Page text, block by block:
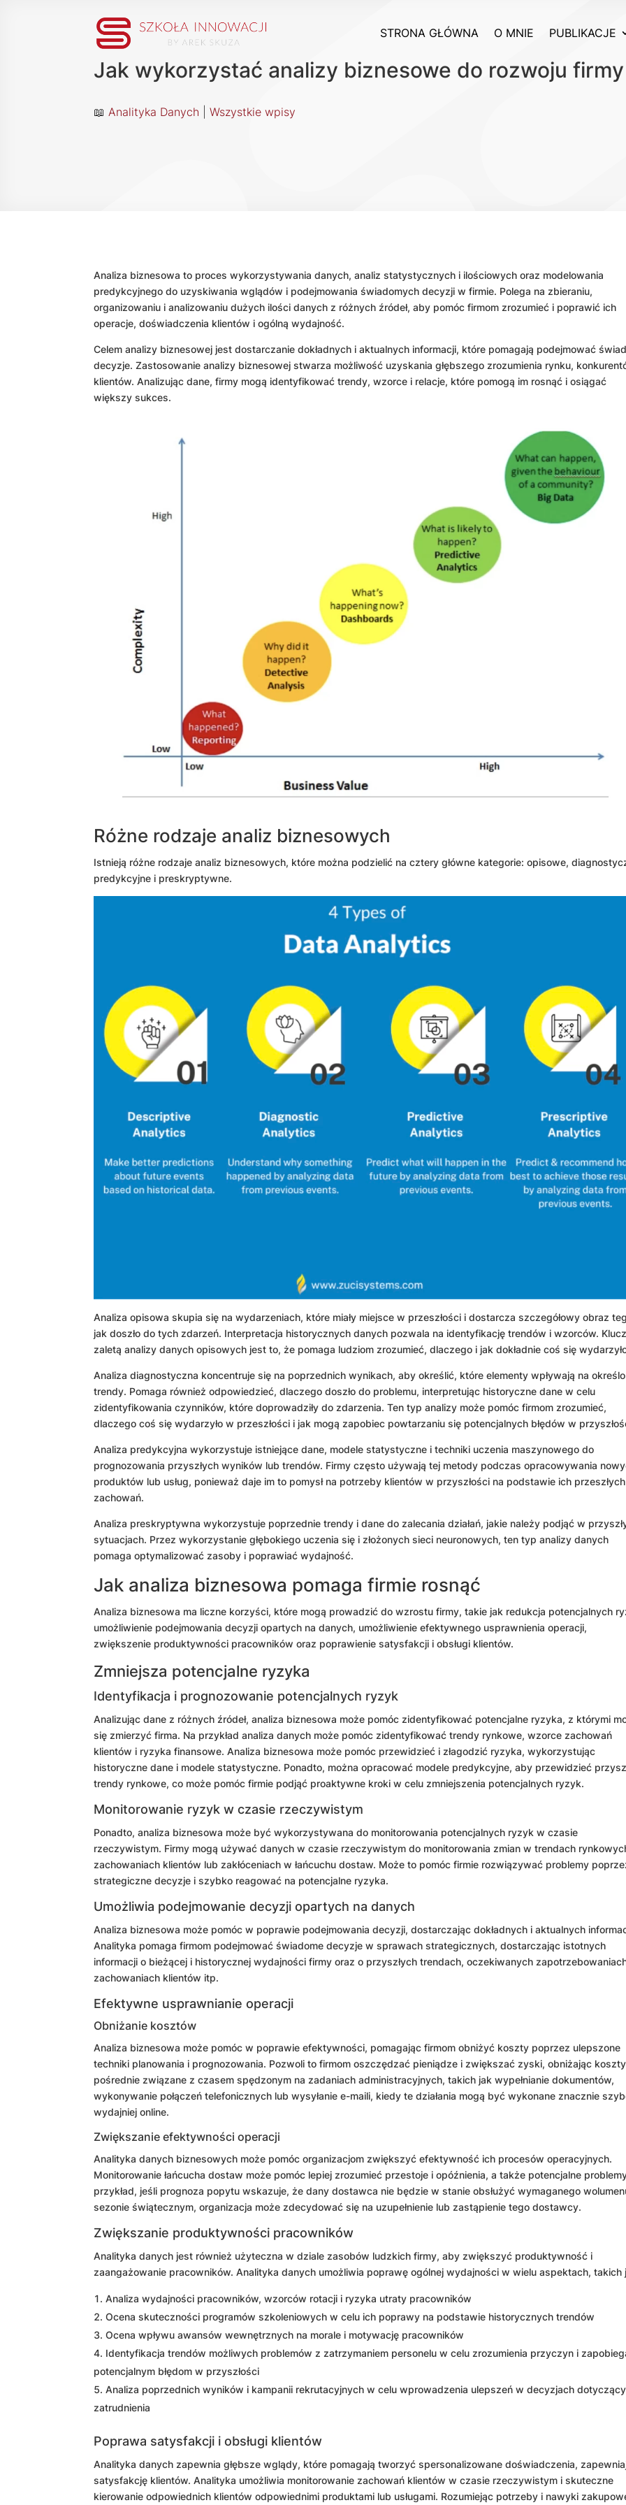
STRONA GŁÓWNA O MNIE PUBLIKACJE
Jak wykorzystać analizy biznesowe do rozwoju firmy
📖 Analityka Danych |Wszystkie wpisy
Analiza biznesowa to proces wykorzystywania danych, analiz statystycznych i ilościowych oraz modelowania
predykcyjnego do uzyskiwania wglądów i podejmowania świadomych decyzji w firmie. Polega na zbieraniu,
organizowaniu i analizowaniu dużych ilości danych z różnych źródeł, aby pomóc firmom zrozumieć i poprawić ich
operacje, doświadczenia klientów i ogólną wydajność.
Celem analizy biznesowej jest dostarczanie dokładnych i aktualnych informacji, które pomagają podejmować
decyzje. Zastosowanie analizy biznesowej stwarza możliwość uzyskania głębszego zrozumienia rynku,
klientów. Analizując dane, firmy mogą identyfikować trendy, wzorce i relacje, które pomogą im rosnąć i osiągać
większy sukces.
Różne rodzaje analiz biznesowych
Istnieją różne rodzaje analiz biznesowych, które można podzielić na cztery główne kategorie: opisowe,
predykcyjne i preskryptywne.
Analiza opisowa skupia się na wydarzeniach, które miały miejsce w przeszłości i dostarcza szczegółowy obraz
jak doszło do tych zdarzeń. Interpretacja historycznych danych pozwala na identyfikację trendów i wzorców.
zaletą analizy danych opisowych jest to, że pomaga ludziom zrozumieć, dlaczego i jak dokładnie coś się
Analiza diagnostyczna koncentruje się na poprzednich wynikach, aby określić, które elementy wpływają na
trendy. Pomaga również odpowiedzieć, dlaczego doszło do problemu, interpretując historyczne dane w celu
zidentyfikowania czynników, które doprowadziły do zdarzenia. Ten typ analizy może pomóc firmom zrozumieć,
dlaczego coś się wydarzyło w przeszłości i jak mogą zapobiec powtarzaniu się potencjalnych błędów w
Analiza predykcyjna wykorzystuje istniejące dane, modele statystyczne i techniki uczenia maszynowego do
prognozowania przyszłych wyników lub trendów. Firmy często używają tej metody podczas opracowywania
produktów lub usług, ponieważ daje im to pomysł na potrzeby klientów w przyszłości na podstawie ich przeszłych
zachowań.
Analiza preskryptywna wykorzystuje poprzednie trendy i dane do zalecania działań, jakie należy podjąć w
sytuacjach. Przez wykorzystanie głębokiego uczenia się i złożonych sieci neuronowych, ten typ analizy danych
pomaga optymalizować zasoby i poprawiać wydajność.
Jak analiza biznesowa pomaga firmie rosnąć
Analiza biznesowa ma liczne korzyści, które mogą prowadzić do wzrostu firmy, takie jak redukcja potencjalnych
umożliwienie podejmowania decyzji opartych na danych, umożliwienie efektywnego usprawnienia operacji,
zwiększenie produktywności pracowników oraz poprawienie satysfakcji i obsługi klientów.
Zmniejsza potencjalne ryzyka
Identyfikacja i prognozowanie potencjalnych ryzyk
Analizując dane z różnych źródeł, analiza biznesowa może pomóc zidentyfikować potencjalne ryzyka, z którymi
się zmierzyć firma. Na przykład analiza danych może pomóc zidentyfikować trendy rynkowe, wzorce zachowań
klientów i ryzyka finansowe. Analiza biznesowa może pomóc przewidzieć i złagodzić ryzyka, wykorzystując
historyczne dane i modele statystyczne. Ponadto, można opracować modele predykcyjne, aby przewidzieć
trendy rynkowe, co może pomóc firmie podjąć proaktywne kroki w celu zmniejszenia potencjalnych ryzyk.
Monitorowanie ryzyk w czasie rzeczywistym
Ponadto, analiza biznesowa może być wykorzystywana do monitorowania potencjalnych ryzyk w czasie
rzeczywistym. Firmy mogą używać danych w czasie rzeczywistym do monitorowania zmian w trendach
zachowaniach klientów lub zakłóceniach w łańcuchu dostaw. Może to pomóc firmie rozwiązywać problemy
strategiczne decyzje i szybko reagować na potencjalne ryzyka.
Umożliwia podejmowanie decyzji opartych na danych
Analiza biznesowa może pomóc w poprawie podejmowania decyzji, dostarczając dokładnych i aktualnych
Analityka pomaga firmom podejmować świadome decyzje w sprawach strategicznych, dostarczając istotnych
informacji o bieżącej i historycznej wydajności firmy oraz o przyszłych trendach, oczekiwanych
zachowaniach klientów itp.
Efektywne usprawnianie operacji
Obniżanie kosztów
Analiza biznesowa może pomóc w poprawie efektywności, pomagając firmom obniżyć koszty poprzez ulepszone
techniki planowania i prognozowania. Pozwoli to firmom oszczędzać pieniądze i zwiększać zyski, obniżając koszty
pośrednie związane z czasem spędzonym na zadaniach administracyjnych, takich jak wypełnianie dokumentów,
wykonywanie połączeń telefonicznych lub wysyłanie e-maili, kiedy te działania mogą być wykonane znacznie
wydajniej online.
Zwiększanie efektywności operacji
Analityka danych biznesowych może pomóc organizacjom zwiększyć efektywność ich procesów operacyjnych.
Monitorowanie łańcucha dostaw może pomóc lepiej zrozumieć przestoje i opóźnienia, a także potencjalne
przykład, jeśli prognoza popytu wskazuje, że dany dostawca nie będzie w stanie obsłużyć wymaganego
sezonie świątecznym, organizacja może zdecydować się na uzupełnienie lub zastąpienie tego dostawcy.
Zwiększanie produktywności pracowników
Analityka danych jest również użyteczna w dziale zasobów ludzkich firmy, aby zwiększyć produktywność i
zaangażowanie pracowników. Analityka danych umożliwia poprawę ogólnej wydajności w wielu aspektach, takich
Analiza wydajności pracowników, wzorców rotacji i ryzyka utraty pracowników
Ocena skuteczności programów szkoleniowych w celu ich poprawy na podstawie historycznych trendów
Ocena wpływu awansów wewnętrznych na morale i motywację pracowników
Identyfikacja trendów możliwych problemów z zatrzymaniem personelu w celu zrozumienia przyczyn i
potencjalnym błędom w przyszłości
Analiza poprzednich wyników i kampanii rekrutacyjnych w celu wprowadzenia ulepszeń w decyzjach
zatrudnienia
Poprawa satysfakcji i obsługi klientów
Analityka danych zapewnia głębsze wglądy, które pomagają tworzyć spersonalizowane doświadczenia,
satysfakcję klientów. Analityka umożliwia monitorowanie zachowań klientów w czasie rzeczywistym i skuteczne
kierowanie odpowiednich klientów odpowiednimi produktami lub usługami. Rozumiejąc potrzeby i nawyki